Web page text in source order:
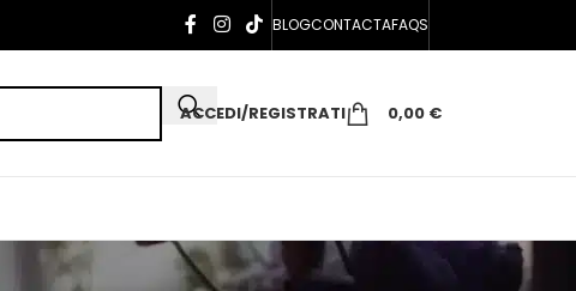
BLOGCONTACTAFAQS
ACCEDI/REGISTRATI 0,00 €